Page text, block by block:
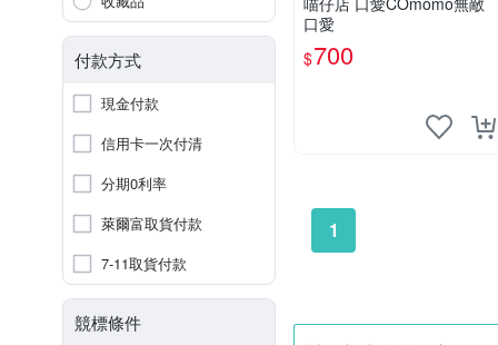
付款方式
現金付款
信用卡一次付清
分期0利率
萊爾富取貨付款
7-11取貨付款
競標條件
口愛
$700
1